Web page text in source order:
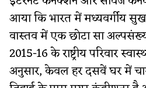
आया कि भारत में मध्यवर्गीय
वास्तव में एक छोटा सा
2015-16 के राष्ट्रीय परिवार
अनुसार, केवल हर दसवें घर में